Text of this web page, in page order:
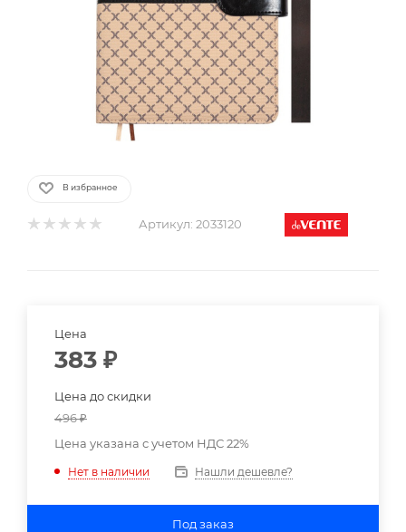
В избранное
Артикул: 2033120
Цена
383 ₽
Цена до скидки
496₽
Цена указана с учетом НДС 22%
Нет в наличии Нашли дешевле?
Под заказ